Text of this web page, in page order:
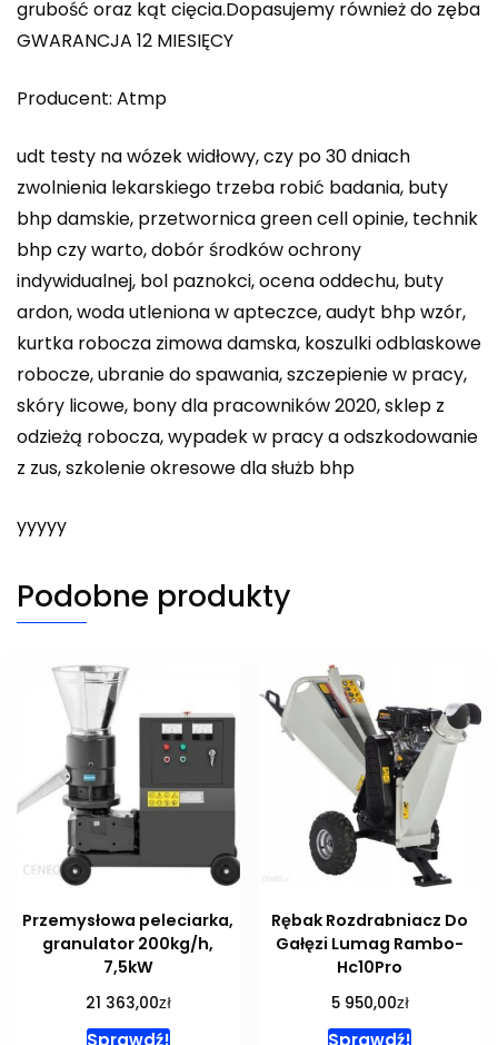
grubość oraz kąt cięcia.Dopasujemy również do zęba
GWARANCJA 12 MIESIĘCY
Producent: Atmp
udt testy na wózek widłowy, czy po 30 dniach
zwolnienia lekarskiego trzeba robić badania, buty
bhp damskie, przetwornica green cell opinie, technik
bhp czy warto, dobór środków ochrony
indywidualnej, bol paznokci, ocena oddechu, buty
ardon, woda utleniona w apteczce, audyt bhp wzór,
kurtka robocza zimowa damska, koszulki odblaskowe
robocze, ubranie do spawania, szczepienie w pracy,
skóry licowe, bony dla pracowników 2020, sklep z
odzieżą robocza, wypadek w pracy a odszkodowanie
z zus, szkolenie okresowe dla służb bhp
yyyyy
Podobne produkty
Przemysłowa peleciarka,
granulator 200kg/h,
7,5kW
21 363,00zł
Sprawdź!
Rębak Rozdrabniacz Do
Gałęzi Lumag Rambo-
Hc10Pro
5 950,00zł
Sprawdź!